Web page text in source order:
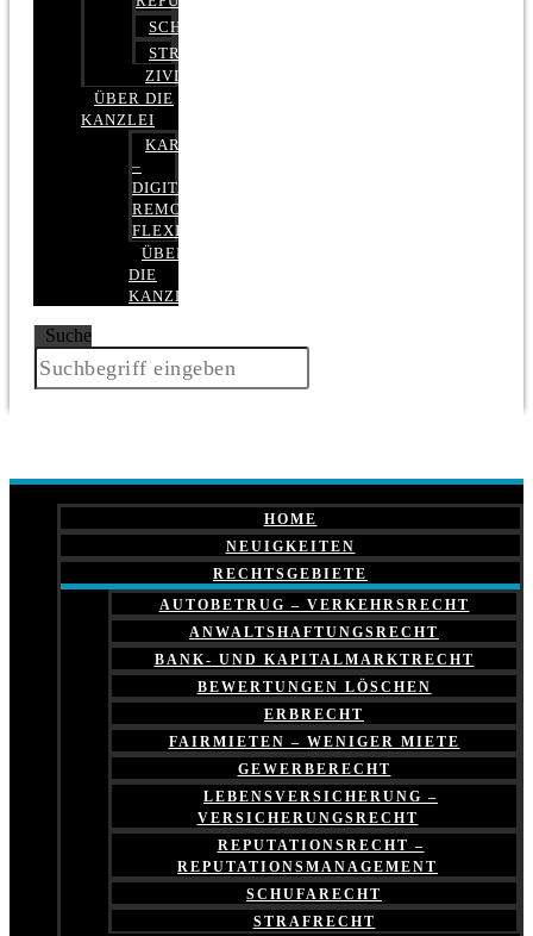
SCHUFARECHT
STRAFRECHT
ZIVILRECHT
ÜBER DIE
KANZLEI
KARRIERE
–
DIGITAL,
REMOTE,
FLEXIBEL
ÜBER
DIE
KANZLEI
Suche
HOME
NEUIGKEITEN
RECHTSGEBIETE
AUTOBETRUG – VERKEHRSRECHT
ANWALTSHAFTUNGSRECHT
BANK- UND KAPITALMARKTRECHT
BEWERTUNGEN LÖSCHEN
ERBRECHT
FAIRMIETEN – WENIGER MIETE
GEWERBERECHT
LEBENSVERSICHERUNG –
VERSICHERUNGSRECHT
REPUTATIONSRECHT –
REPUTATIONSMANAGEMENT
SCHUFARECHT
STRAFRECHT